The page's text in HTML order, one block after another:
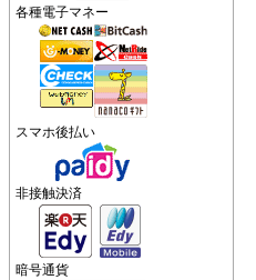
各種電子マネー
スマホ後払い
非接触決済
暗号通貨